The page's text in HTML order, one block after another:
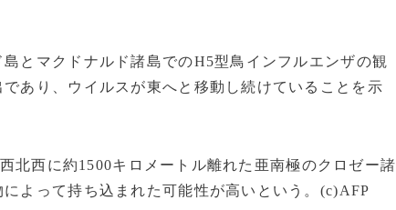
とマクドナルド諸島でのH5型鳥インフルエンザの観
あり、ウイルスが東へと移動し続けていることを示
北西に約1500キロメートル離れた亜南極のクロゼー諸
よって持ち込まれた可能性が高いという。(c)AFP